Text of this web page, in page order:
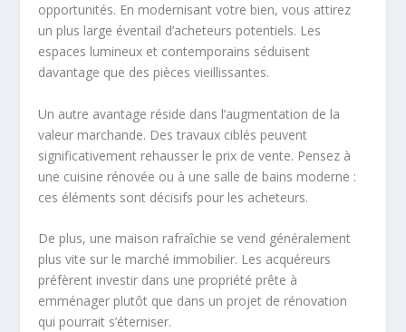
opportunités. En modernisant votre bien, vous attirez
un plus large éventail d’acheteurs potentiels. Les
espaces lumineux et contemporains séduisent
davantage que des pièces vieillissantes.
Un autre avantage réside dans l’augmentation de la
valeur marchande. Des travaux ciblés peuvent
significativement rehausser le prix de vente. Pensez à
une cuisine rénovée ou à une salle de bains moderne :
ces éléments sont décisifs pour les acheteurs.
De plus, une maison rafraîchie se vend généralement
plus vite sur le marché immobilier. Les acquéreurs
préfèrent investir dans une propriété prête à
emménager plutôt que dans un projet de rénovation
qui pourrait s’éterniser.